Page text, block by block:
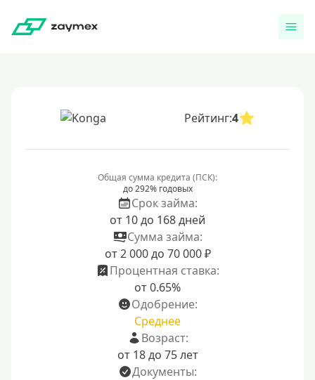
Рейтинг:4
Общая сумма кредита (ПСК):
до 292% годовых
Срок займа:
от 10 до 168 дней
Сумма займа:
от 2 000 до 70 000 ₽
Процентная ставка:
от 0.65%
Одобрение:
Среднее
Возраст:
от 18 до 75 лет
Документы: